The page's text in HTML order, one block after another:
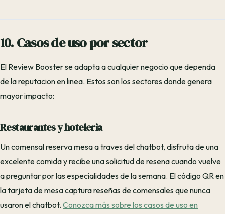
10. Casos de uso por sector
El Review Booster se adapta a cualquier negocio que dependa
de la reputacion en linea. Estos son los sectores donde genera
mayor impacto:
Restaurantes y hoteleria
Un comensal reserva mesa a traves del chatbot, disfruta de una
excelente comida y recibe una solicitud de resena cuando vuelve
a preguntar por las especialidades de la semana. El código QR en
la tarjeta de mesa captura reseñas de comensales que nunca
usaron el chatbot. Conozca más sobre los casos de uso en